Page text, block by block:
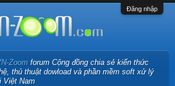
Đăng nhập
Zoom forum Cộng đồng chia sẻ kiến thức
thủ thuật dowload và phần mềm soft xử lý
Việt Nam